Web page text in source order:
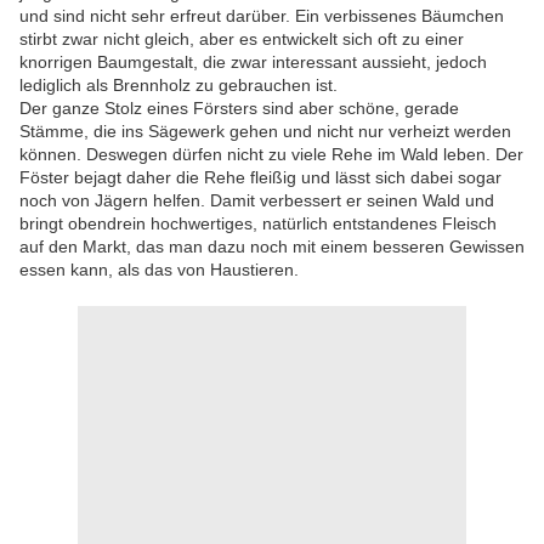
und sind nicht sehr erfreut darüber. Ein verbissenes Bäumchen
stirbt zwar nicht gleich, aber es entwickelt sich oft zu einer
knorrigen Baumgestalt, die zwar interessant aussieht, jedoch
lediglich als Brennholz zu gebrauchen ist.
Der ganze Stolz eines Försters sind aber schöne, gerade
Stämme, die ins Sägewerk gehen und nicht nur verheizt werden
können. Deswegen dürfen nicht zu viele Rehe im Wald leben. Der
Föster bejagt daher die Rehe fleißig und lässt sich dabei sogar
noch von Jägern helfen. Damit verbessert er seinen Wald und
bringt obendrein hochwertiges, natürlich entstandenes Fleisch
auf den Markt, das man dazu noch mit einem besseren Gewissen
essen kann, als das von Haustieren.